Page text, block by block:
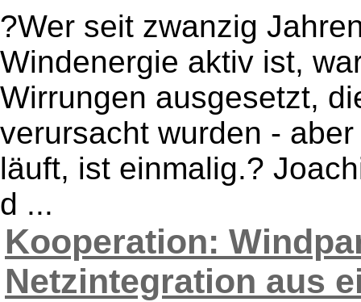
?Wer seit zwanzig
Windenergie aktiv ist,
Wirrungen ausgesetzt,
verursacht wurden -
läuft, ist einmalig.?
d ...
Kooperation:
Netzintegration aus